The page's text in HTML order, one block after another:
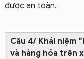
được an toàn.
Câu 4/ Khái niệm
và hàng hóa trên